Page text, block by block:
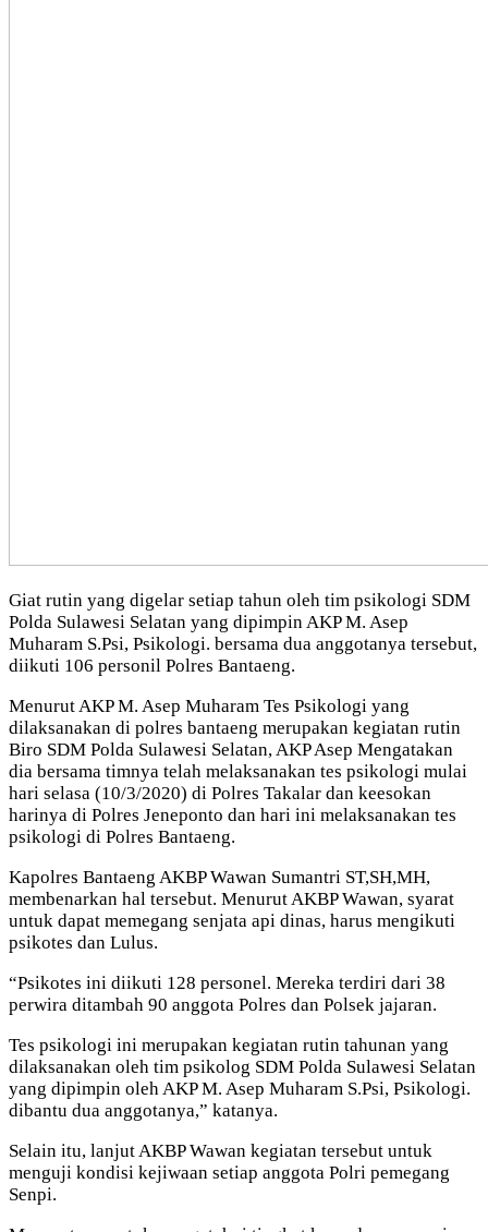
Giat rutin yang digelar setiap tahun oleh tim psikologi SDM
Polda Sulawesi Selatan yang dipimpin AKP M. Asep
Muharam S.Psi, Psikologi. bersama dua anggotanya tersebut,
diikuti 106 personil Polres Bantaeng.
Menurut AKP M. Asep Muharam Tes Psikologi yang
dilaksanakan di polres bantaeng merupakan kegiatan rutin
Biro SDM Polda Sulawesi Selatan, AKP Asep Mengatakan
dia bersama timnya telah melaksanakan tes psikologi mulai
hari selasa (10/3/2020) di Polres Takalar dan keesokan
harinya di Polres Jeneponto dan hari ini melaksanakan tes
psikologi di Polres Bantaeng.
Kapolres Bantaeng AKBP Wawan Sumantri ST,SH,MH,
membenarkan hal tersebut. Menurut AKBP Wawan, syarat
untuk dapat memegang senjata api dinas, harus mengikuti
psikotes dan Lulus.
“Psikotes ini diikuti 128 personel. Mereka terdiri dari 38
perwira ditambah 90 anggota Polres dan Polsek jajaran.
Tes psikologi ini merupakan kegiatan rutin tahunan yang
dilaksanakan oleh tim psikolog SDM Polda Sulawesi Selatan
yang dipimpin oleh AKP M. Asep Muharam S.Psi, Psikologi.
dibantu dua anggotanya,” katanya.
Selain itu, lanjut AKBP Wawan kegiatan tersebut untuk
menguji kondisi kejiwaan setiap anggota Polri pemegang
Senpi.